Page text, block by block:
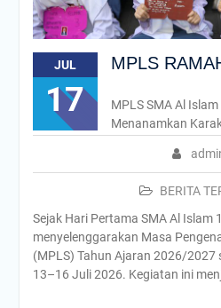
JUL
17
MPLS
BERITA
MPLS SMA Al
Menanamkan
Sejak Hari Pertama SMA Al Islam
menyelenggarakan Masa
(MPLS) Tahun Ajaran 2026/2027
13–16 Juli 2026. Kegiatan ini